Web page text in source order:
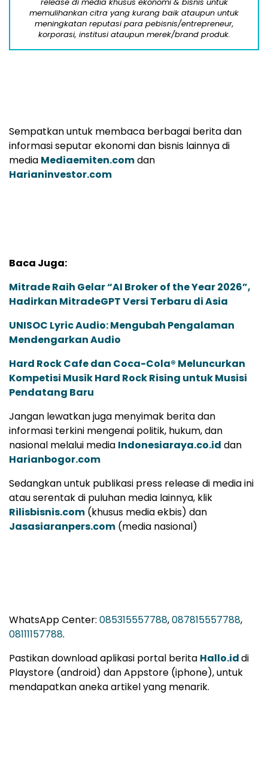
Rilisbisnis.com mendukung program publikasi press
release di media khusus ekonomi & bisnis untuk
memulihankan citra yang kurang baik ataupun untuk
meningkatan reputasi para pebisnis/entrepreneur,
Sempatkan untuk membaca berbagai berita dan
informasi seputar ekonomi dan bisnis lainnya di
mediaMediaemiten.com
Hadirkan MitradeGPT Versi Terbaru di Asia
UNISOC Lyric Audio: Mengubah Pengalaman
Mendengarkan Audio
Hard Rock Cafe dan Coca-Cola® Meluncurkan
Kompetisi Musik Hard Rock Rising untuk Musisi
Pendatang Baru
Jangan lewatkan juga menyimak berita dan
informasi terkini mengenai politik, hukum, dan
Harianbogor.com
Sedangkan untuk publikasi press release di media ini
atau serentak di puluhan media lainnya, klik
Jasasiaranpers.com(media nasional)